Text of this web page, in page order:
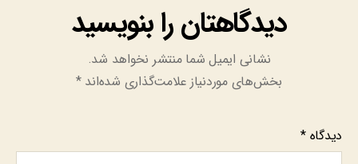
دیدگاهتان را بنویسید
نشانی ایمیل شما منتشر نخواهد شد.
بخش‌های موردنیاز علامت‌گذاری شده‌اند*
دیدگاه*